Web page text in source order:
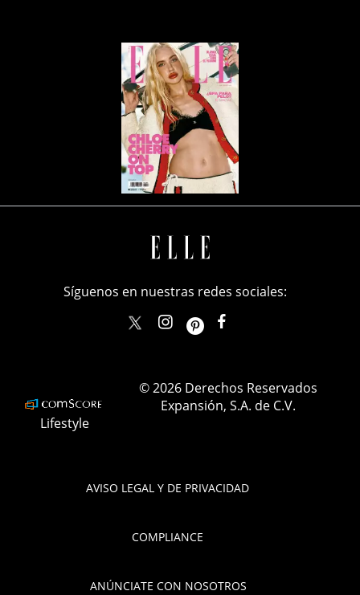
AVISO LEGAL Y DE PRIVACIDAD
COMPLIANCE
ANÚNCIATE CON NOSOTROS
Síguenos en nuestras redes sociales:
elle_mexicoellemexico
Lifestyle
© 2026 Derechos Reservados
Expansión, S.A. de C.V.